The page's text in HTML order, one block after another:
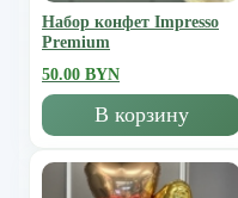
Набор конфет Impresso
Premium
50.00 BYN
В корзину